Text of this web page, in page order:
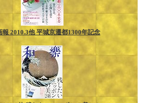
報 2010.3他 平城京遷都1300年記念